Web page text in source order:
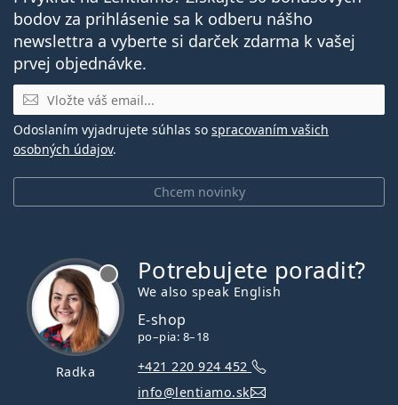
bodov za prihlásenie sa k odberu nášho
newslettra a vyberte si darček zdarma k vašej
prvej objednávke.
E-mail
Chcem novinky
Odoslaním vyjadrujete súhlas so spracovaním vašich
osobných údajov.
Radka
Potrebujete poradiť?
We also speak English
E-shop
po–pia: 8–18
+421 220 924 452
info@lentiamo.sk